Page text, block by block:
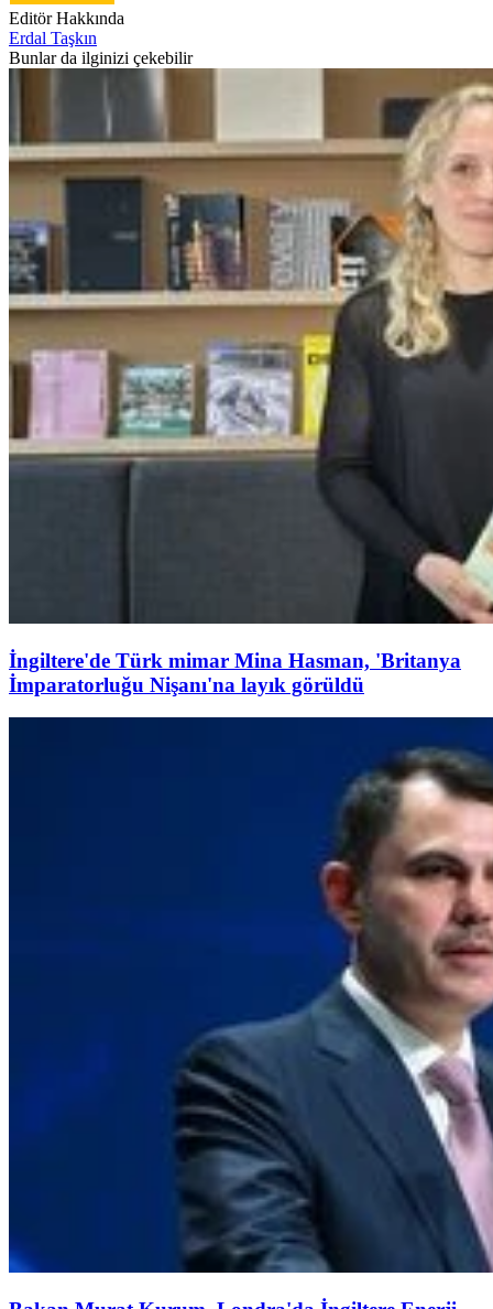
Editör Hakkında
Erdal Taşkın
Bunlar da ilginizi çekebilir
İngiltere'de Türk mimar Mina Hasman, 'Britanya
İmparatorluğu Nişanı'na layık görüldü